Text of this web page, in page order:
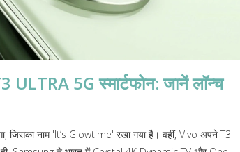
5G स्मार्टफोन: जानें लॉन्च
नाम 'It’s Glowtime' रखा गया है। वहीं, Vivo अपने T3